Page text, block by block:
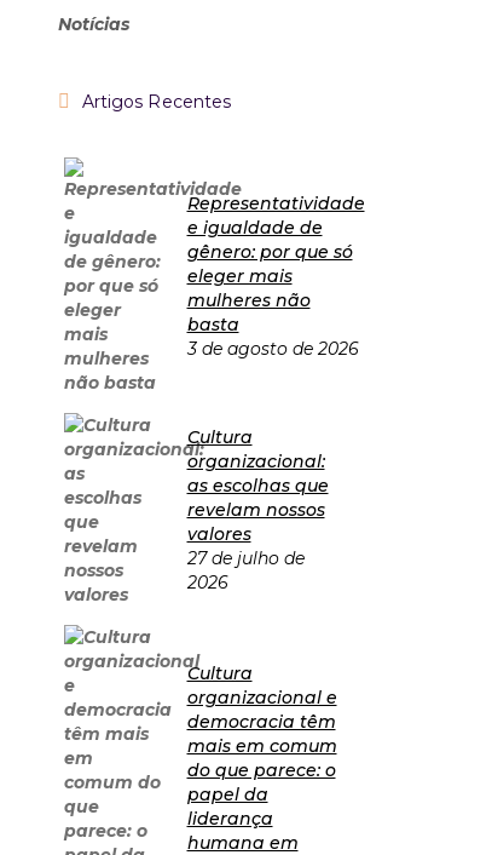
Notícias
Artigos Recentes
Representatividade
e igualdade de
gênero: por que só
eleger mais
mulheres não
basta
3 de agosto de 2026
Cultura
organizacional:
as escolhas que
revelam nossos
valores
27 de julho de
2026
Cultura
organizacional e
democracia têm
mais em comum
do que parece: o
papel da
liderança
humana em